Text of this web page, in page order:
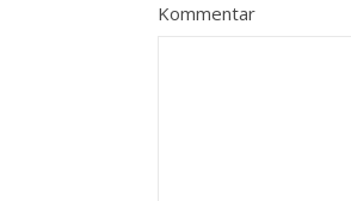
Kommentar